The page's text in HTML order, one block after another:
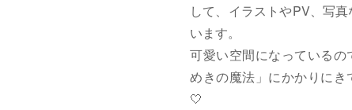
して、イラストやPV、写
います。
可愛い空間になっているの
めきの魔法」にかかりにき
🤍